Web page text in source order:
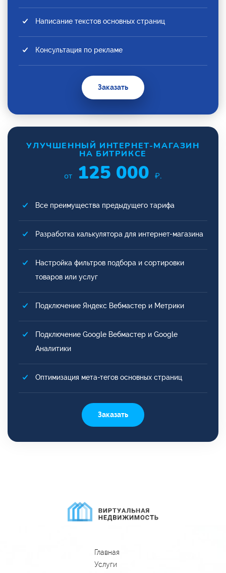
Написание текстов основных страниц
Консультация по рекламе
Заказать
УЛУЧШЕННЫЙ ИНТЕРНЕТ-МАГАЗИН
НА БИТРИКСЕ
от 125 000 ₽.
Все преимущества предыдущего тарифа
Разработка калькулятора для интернет-магазина
Настройка фильтров подбора и сортировки
товаров или услуг
Подключение Яндекс Вебмастер и Метрики
Подключение Google Вебмастер и Google
Аналитики
Оптимизация мета-тегов основных страниц
Заказать
Главная
Услуги